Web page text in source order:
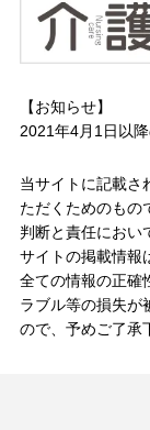
【お知らせ】
2021年4月1日以
当サイトに記載さ
ただくためのもの
判断と責任におい
サイトの掲載情報
全ての情報の正確
ラブル等の損失が
ので、予めご了承